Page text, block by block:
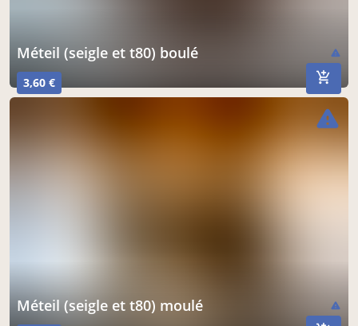
méteil (seigle et t80) boulé warning
3,60 €
méteil (seigle et t80) moulé warning
warning